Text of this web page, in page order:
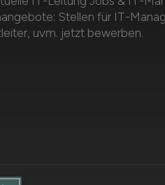
Stellen für IT-
uvm. jetzt bewerben.